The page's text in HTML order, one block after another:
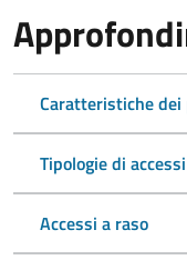
Caratteristiche
Tipologie di accessi
Accessi a raso